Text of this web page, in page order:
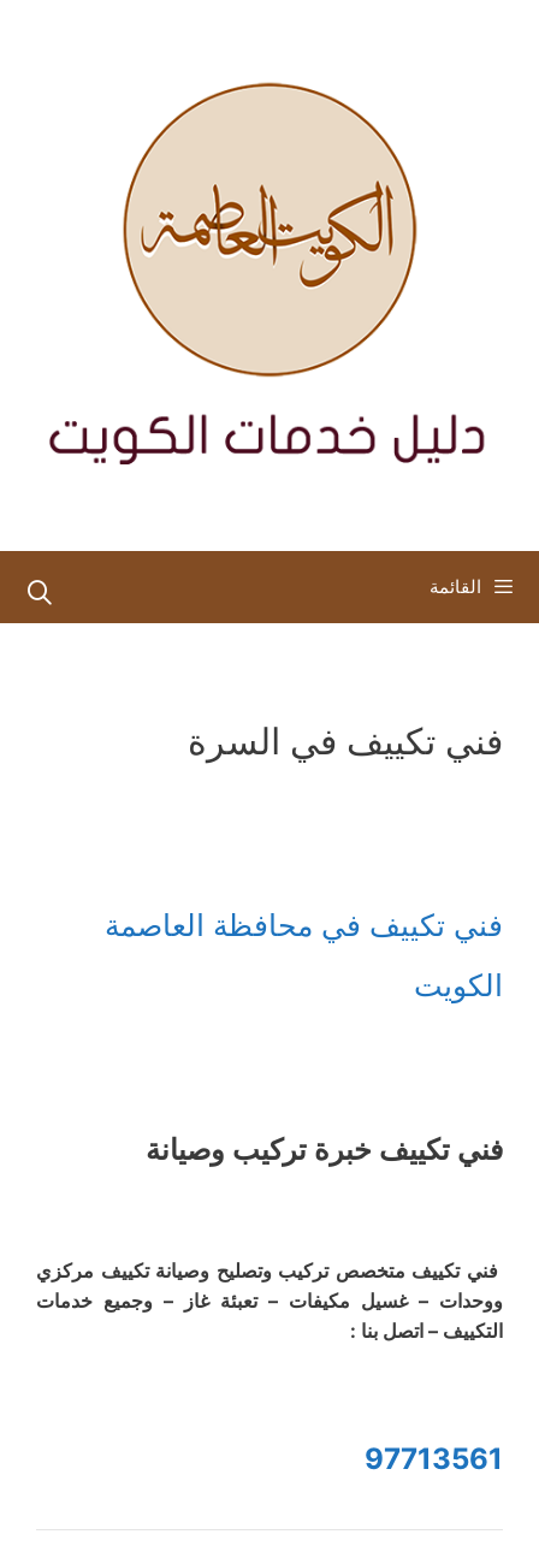
القائمة
فني تكييف في السرة
فني تكييف في محافظة العاصمة
الكويت
فني تكييف خبرة تركيب وصيانة
فني تكييف متخصص تركيب وتصليح وصيانة تكييف مركزي
ووحدات – غسيل مكيفات – تعبئة غاز – وجميع خدمات
التكييف – اتصل بنا :
97713561